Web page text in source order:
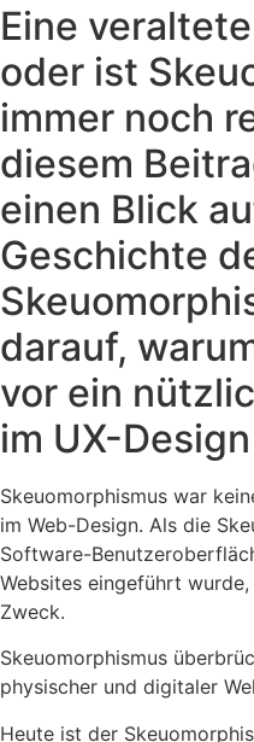
Eine
oder ist
immer noch
diesem
einen Blick
Geschichte
darauf,
vor ein
im UX-
Skeuomorphismus war
im Web-Design. Als die
Software-
Websites eingeführt
Zweck.
Skeuomorphismus
physischer und digitaler
Heute ist der